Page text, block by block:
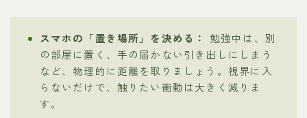
スマホの「置き場所」を決める：
勉強中は、別
の部屋に置く、手の届かない引き出しにしまう
など、物理的に距離を取りましょう。視界に入
らないだけで、触りたい衝動は大きく減りま
す。